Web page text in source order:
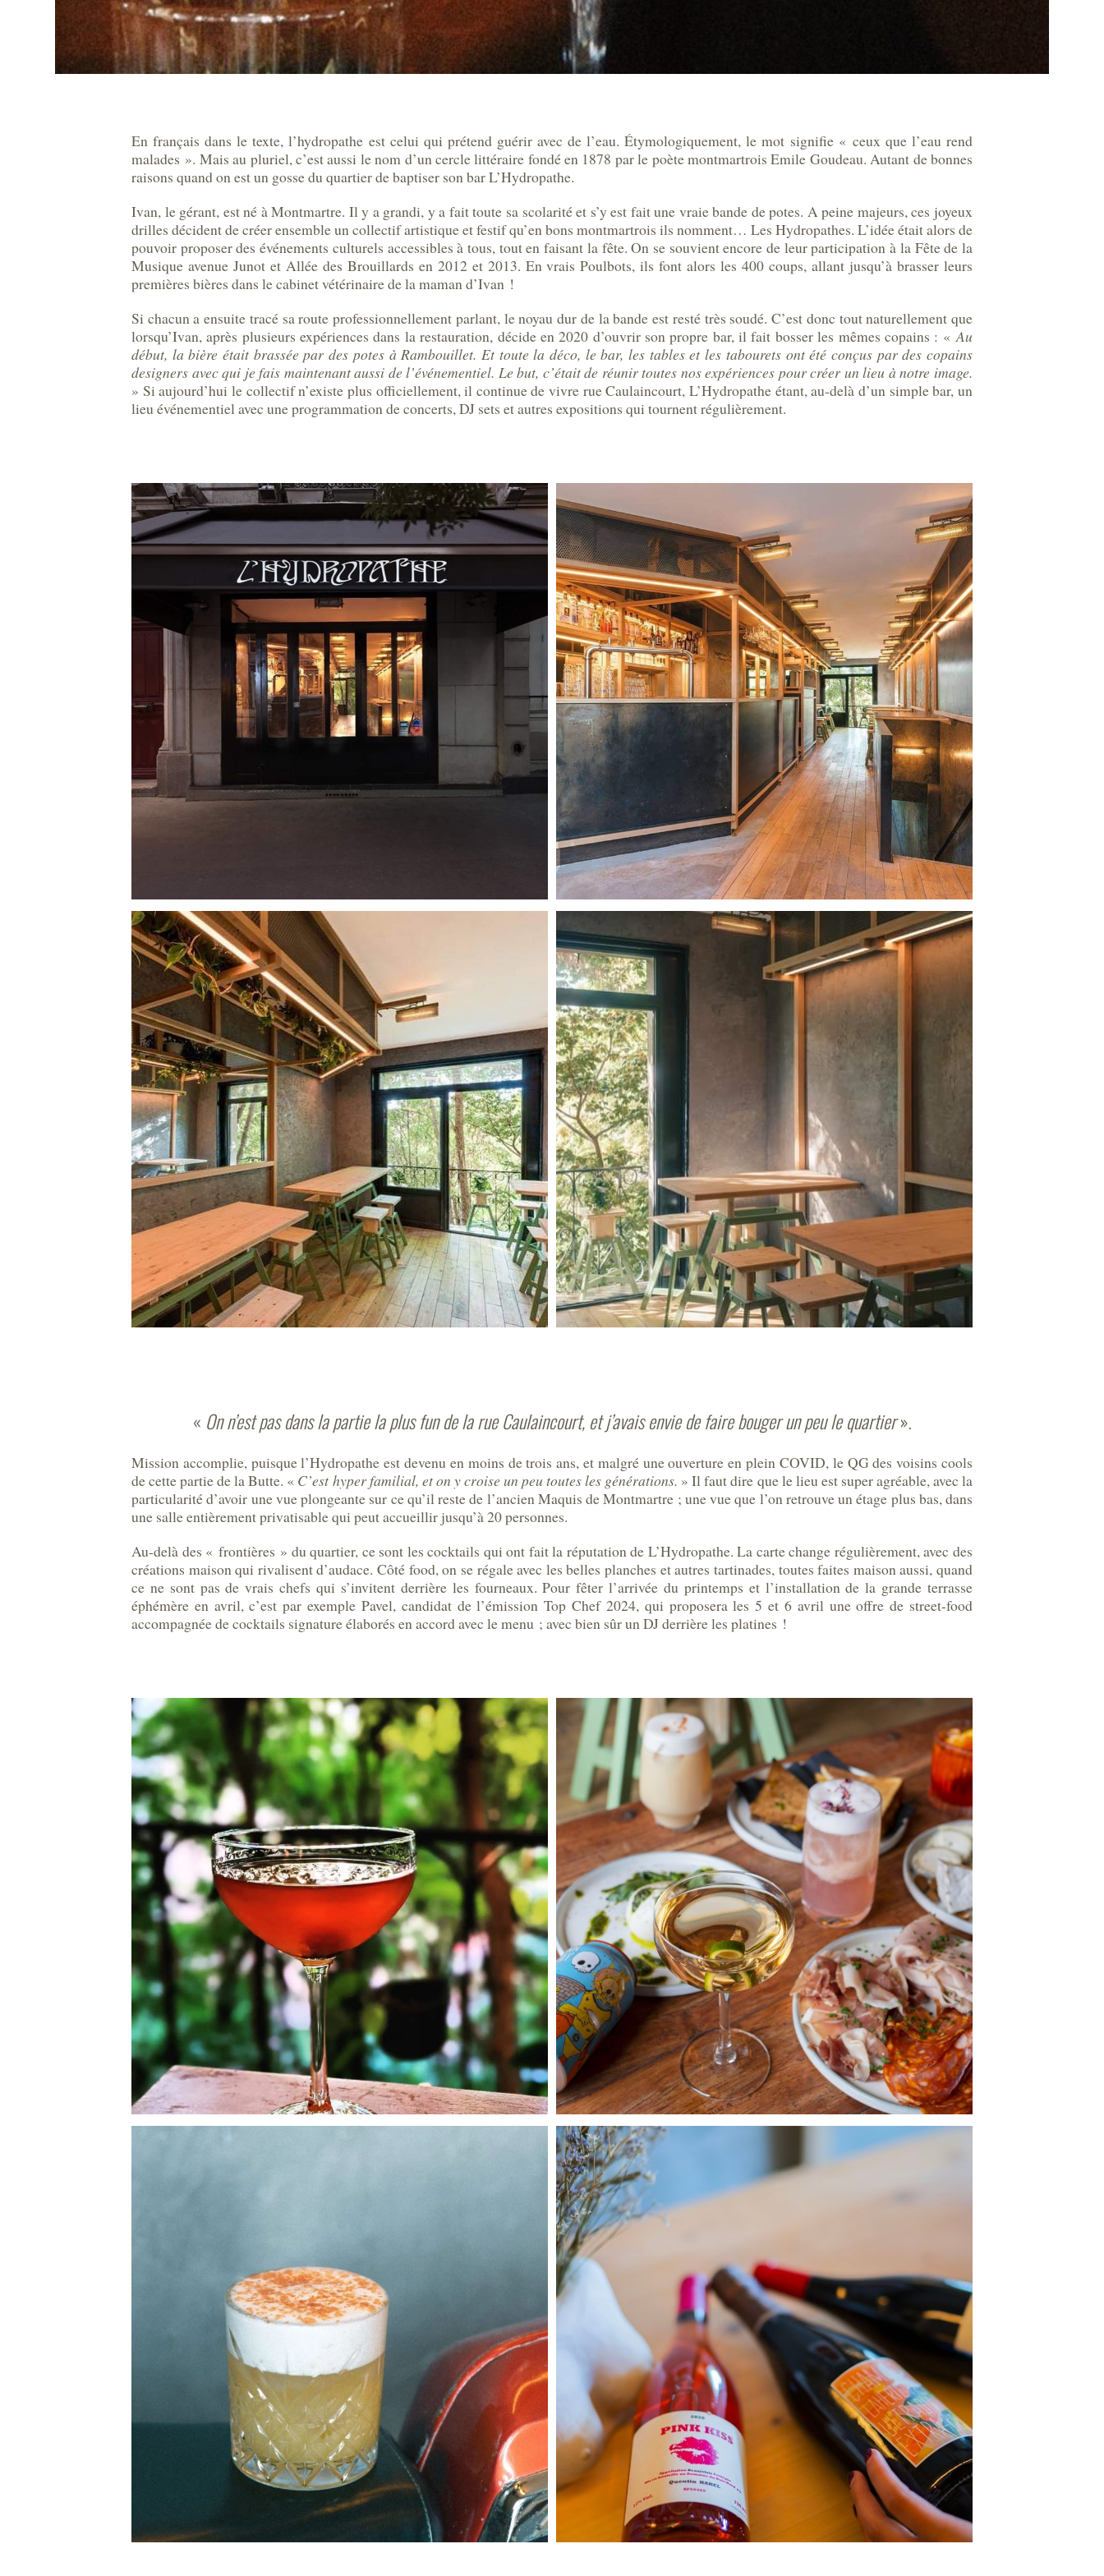
En français dans le texte, l’hydropathe est celui qui prétend guérir avec de l’eau. Étymologiquement, le mot signifie « ceux que l’eau rend
malades ». Mais au pluriel, c’est aussi le nom d’un cercle littéraire fondé en 1878 par le poète montmartrois Emile Goudeau. Autant de bonnes
raisons quand on est un gosse du quartier de baptiser son bar L’Hydropathe.
Ivan, le gérant, est né à Montmartre. Il y a grandi, y a fait toute sa scolarité et s’y est fait une vraie bande de potes. A peine majeurs, ces joyeux
drilles décident de créer ensemble un collectif artistique et festif qu’en bons montmartrois ils nomment… Les Hydropathes. L’idée était alors de
pouvoir proposer des événements culturels accessibles à tous, tout en faisant la fête. On se souvient encore de leur participation à la Fête de la
Musique avenue Junot et Allée des Brouillards en 2012 et 2013. En vrais Poulbots, ils font alors les 400 coups, allant jusqu’à brasser leurs
premières bières dans le cabinet vétérinaire de la maman d’Ivan !
Si chacun a ensuite tracé sa route professionnellement parlant, le noyau dur de la bande est resté très soudé. C’est donc tout naturellement que
lorsqu’Ivan, après plusieurs expériences dans la restauration, décide en 2020 d’ouvrir son propre bar, il fait bosser les mêmes copains : «Au
début, la bière était brassée par des potes à Rambouillet. Et toute la déco, le bar, les tables et les tabourets ont été conçus par des copains
designers avec qui je fais maintenant aussi de l’événementiel. Le but, c’était de réunir toutes nos expériences pour créer un lieu à notre image.
» Si aujourd’hui le collectif n’existe plus officiellement, il continue de vivre rue Caulaincourt, L’Hydropathe étant, au-delà d’un simple bar, un
lieu événementiel avec une programmation de concerts, DJ sets et autres expositions qui tournent régulièrement.
« On n’est pas dans la partie la plus fun de la rue Caulaincourt, et j’avais envie de faire bouger un peu le quartier».
Mission accomplie, puisque l’Hydropathe est devenu en moins de trois ans, et malgré une ouverture en plein COVID, le QG des voisins cools
de cette partie de la Butte. « C’est hyper familial, et on y croise un peu toutes les générations. » Il faut dire que le lieu est super agréable, avec la
particularité d’avoir une vue plongeante sur ce qu’il reste de l’ancien Maquis de Montmartre ; une vue que l’on retrouve un étage plus bas, dans
une salle entièrement privatisable qui peut accueillir jusqu’à 20 personnes.
Au-delà des « frontières » du quartier, ce sont les cocktails qui ont fait la réputation de L’Hydropathe. La carte change régulièrement, avec des
créations maison qui rivalisent d’audace. Côté food, on se régale avec les belles planches et autres tartinades, toutes faites maison aussi, quand
ce ne sont pas de vrais chefs qui s’invitent derrière les fourneaux. Pour fêter l’arrivée du printemps et l’installation de la grande terrasse
éphémère en avril, c’est par exemple Pavel, candidat de l’émission Top Chef 2024, qui proposera les 5 et 6 avril une offre de street-food
accompagnée de cocktails signature élaborés en accord avec le menu ; avec bien sûr un DJ derrière les platines !